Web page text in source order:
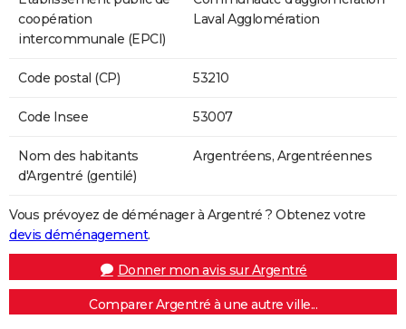
coopération
intercommunale (EPCI)
Laval Agglomération
Code postal (CP) 53210
Code Insee 53007
Nom des habitants
d'Argentré (gentilé)
Argentréens, Argentréennes
Vous prévoyez de déménager à Argentré ? Obtenez votre
devis déménagement.
Donner mon avis sur Argentré
Comparer Argentré à une autre ville...